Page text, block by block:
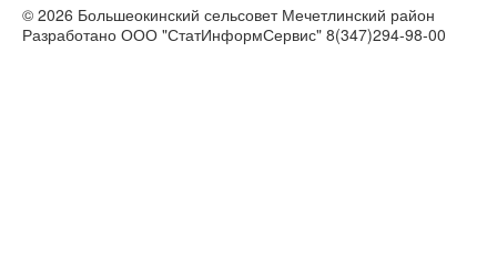
© 2026 Большеокинский сельсовет Мечетлинский район
Разработано ООО "СтатИнформСервис" 8(347)294-98-00